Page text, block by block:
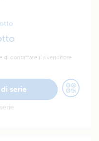
di contattare il rivenditore
serie